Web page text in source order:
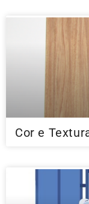
Cor e